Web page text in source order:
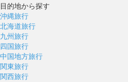
目的地から探す
沖縄旅行
北海道旅行
九州旅行
四国旅行
中国地方旅行
関東旅行
関西旅行